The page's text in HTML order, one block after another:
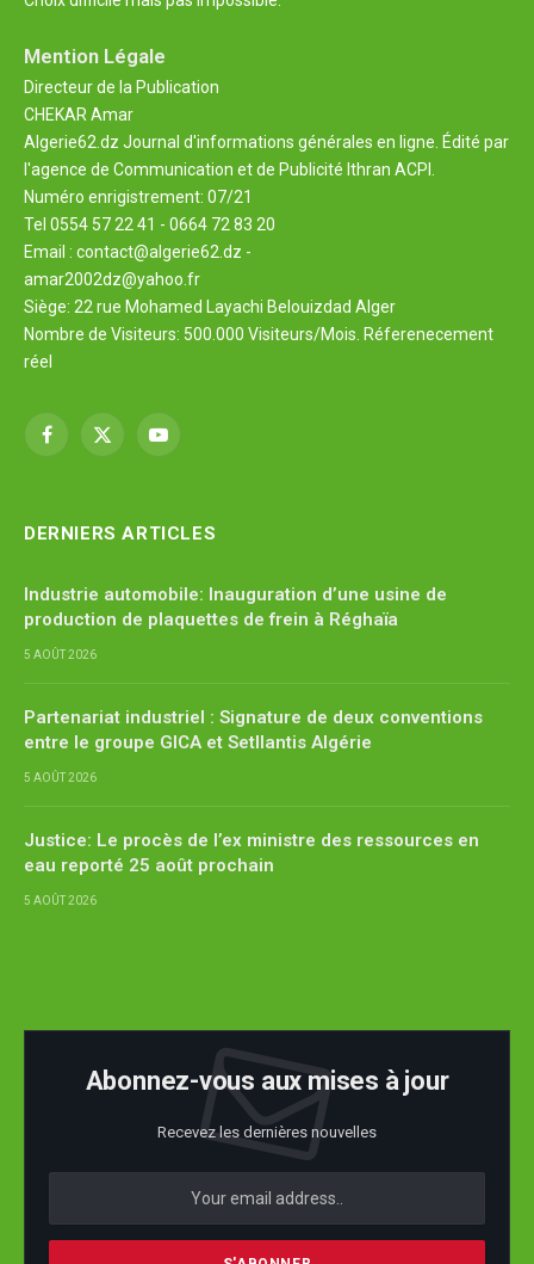
Mention Légale
Directeur de la Publication
CHEKAR Amar
Algerie62.dz Journal d'informations générales en ligne. Édité par
l'agence de Communication et de Publicité Ithran ACPI.
Numéro enrigistrement: 07/21
Tel 0554 57 22 41 - 0664 72 83 20
Email : contact@algerie62.dz -
amar2002dz@yahoo.fr
Siège: 22 rue Mohamed Layachi Belouizdad Alger
Nombre de Visiteurs: 500.000 Visiteurs/Mois. Réferenecement
réel
Facebook
X
YouTube
DERNIERS ARTICLES
Industrie automobile: Inauguration d’une usine de
production de plaquettes de frein à Réghaïa
5 AOÛT 2026
Partenariat industriel : Signature de deux conventions
entre le groupe GICA et Setllantis Algérie
5 AOÛT 2026
Justice: Le procès de l’ex ministre des ressources en
eau reporté 25 août prochain
5 AOÛT 2026
Abonnez-vous aux mises à jour
Recevez les dernières nouvelles